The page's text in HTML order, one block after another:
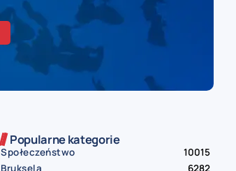
Popularne kategorie
Społeczeństwo
10015
Bruksela
6282